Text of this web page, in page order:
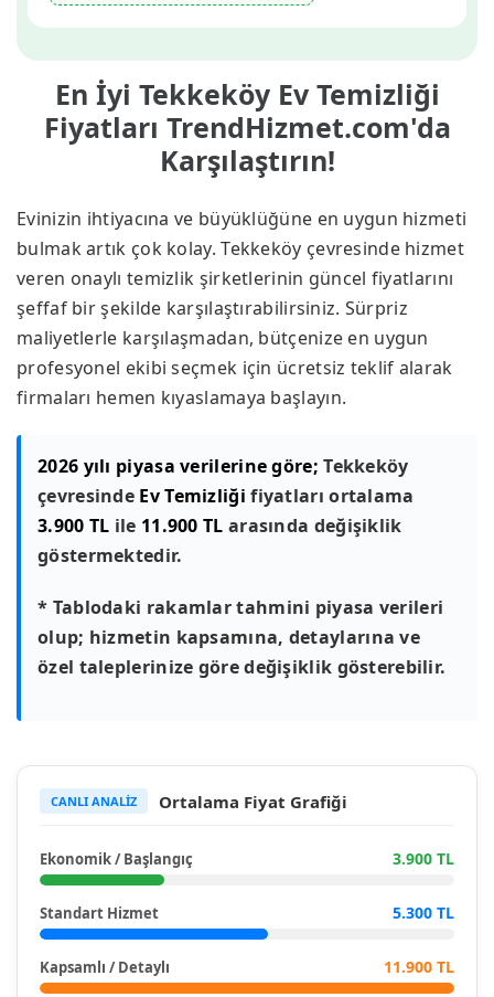
En İyi Tekkeköy Ev Temizliği
Fiyatları TrendHizmet.com'da
Karşılaştırın!
Evinizin ihtiyacına ve büyüklüğüne en uygun hizmeti
bulmak artık çok kolay. Tekkeköy çevresinde hizmet
veren onaylı temizlik şirketlerinin güncel fiyatlarını
şeffaf bir şekilde karşılaştırabilirsiniz. Sürpriz
maliyetlerle karşılaşmadan, bütçenize en uygun
profesyonel ekibi seçmek için ücretsiz teklif alarak
firmaları hemen kıyaslamaya başlayın.
2026 yılı piyasa verilerine göre; Tekkeköy
çevresinde Ev Temizliği fiyatları ortalama
3.900 TL ile 11.900 TL arasında değişiklik
göstermektedir.
* Tablodaki rakamlar tahmini piyasa verileri
olup; hizmetin kapsamına, detaylarına ve
özel taleplerinize göre değişiklik gösterebilir.
CANLI ANALİZ Ortalama Fiyat Grafiği
Ekonomik / Başlangıç 3.900 TL
Standart Hizmet 5.300 TL
Kapsamlı / Detaylı 11.900 TL